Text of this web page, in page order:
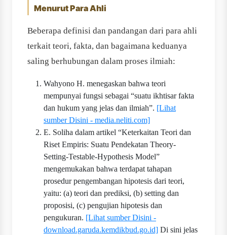
Menurut Para Ahli
Beberapa definisi dan pandangan dari para ahli
terkait teori, fakta, dan bagaimana keduanya
saling berhubungan dalam proses ilmiah:
Wahyono H. menegaskan bahwa teori
mempunyai fungsi sebagai “suatu ikhtisar fakta
dan hukum yang jelas dan ilmiah”. [Lihat
sumber Disini - media.neliti.com]
E. Soliha dalam artikel “Keterkaitan Teori dan
Riset Empiris: Suatu Pendekatan Theory-
Setting-Testable-Hypothesis Model”
mengemukakan bahwa terdapat tahapan
prosedur pengembangan hipotesis dari teori,
yaitu: (a) teori dan prediksi, (b) setting dan
proposisi, (c) pengujian hipotesis dan
pengukuran. [Lihat sumber Disini -
download.garuda.kemdikbud.go.id] Di sini jelas